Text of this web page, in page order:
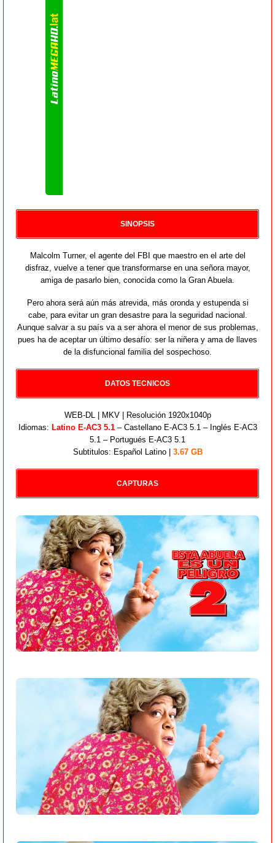
SINOPSIS
Malcolm Turner, el agente del FBI que maestro en el arte del
disfraz, vuelve a tener que transformarse en una señora mayor,
amiga de pasarlo bien, conocida como la Gran Abuela.
Pero ahora será aún más atrevida, más oronda y estupenda si
cabe, para evitar un gran desastre para la seguridad nacional.
Aunque salvar a su país va a ser ahora el menor de sus problemas,
pues ha de aceptar un último desafío: ser la niñera y ama de llaves
de la disfuncional familia del sospechoso.
DATOS TECNICOS
WEB-DL | MKV | Resolución 1920x1040p
Idiomas: Latino E-AC3 5.1– Castellano E-AC3 5.1 – Inglés E-AC3
5.1 – Portugués E-AC3 5.1
Subtitulos: Español Latino | 3.67 GB
CAPTURAS